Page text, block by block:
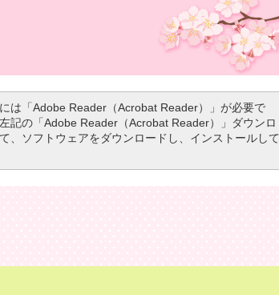
は「Adobe Reader（Acrobat Reader）」が必要で
記の「Adobe Reader（Acrobat Reader）」ダウンロ
、ソフトウェアをダウンロードし、インストールして